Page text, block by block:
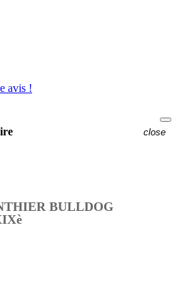
avis !
close
BULLDOG